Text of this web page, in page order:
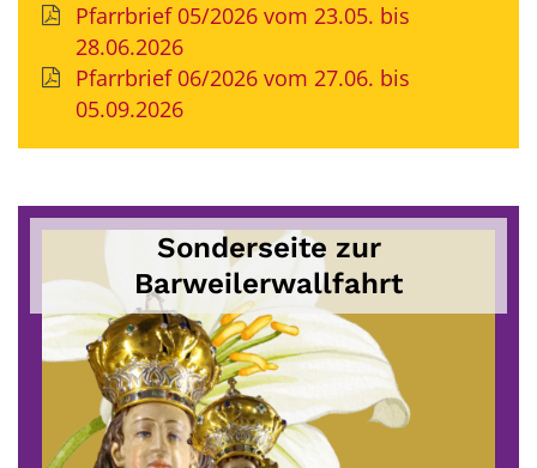
Pfarrbrief 05/2026 vom 23.05. bis
28.06.2026
Pfarrbrief 06/2026 vom 27.06. bis
05.09.2026
Sonderseite zur
Barweilerwallfahrt